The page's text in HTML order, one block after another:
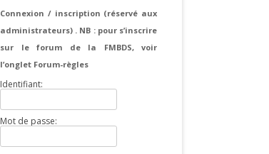
Connexion / inscription (réservé aux
administrateurs) . NB : pour s’inscrire
sur le forum de la FMBDS, voir
l’onglet Forum-règles
Identifiant:
Mot de passe: